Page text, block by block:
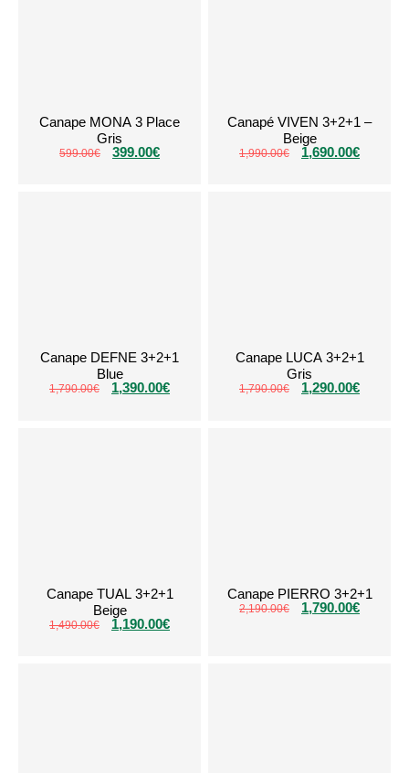
Canape MONA 3 Place
Gris
599.00€ 399.00€
Canapé VIVEN 3+2+1 –
Beige
1,990.00€ 1,690.00€
Canape DEFNE 3+2+1
Blue
1,790.00€ 1,390.00€
Canape LUCA 3+2+1
Gris
1,790.00€ 1,290.00€
Canape TUAL 3+2+1
Beige
1,490.00€ 1,190.00€
Canape PIERRO 3+2+1
2,190.00€ 1,790.00€